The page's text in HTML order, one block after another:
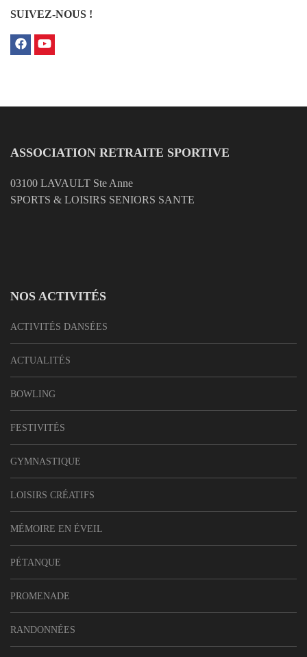
SUIVEZ-NOUS !
ASSOCIATION RETRAITE SPORTIVE
03100 LAVAULT Ste Anne
SPORTS & LOISIRS SENIORS SANTE
NOS ACTIVITÉS
ACTIVITÉS DANSÉES
ACTUALITÉS
BOWLING
FESTIVITÉS
GYMNASTIQUE
LOISIRS CRÉATIFS
MÉMOIRE EN ÉVEIL
PÉTANQUE
PROMENADE
RANDONNÉES